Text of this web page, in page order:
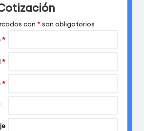
con *son obligatorios
*
*
*